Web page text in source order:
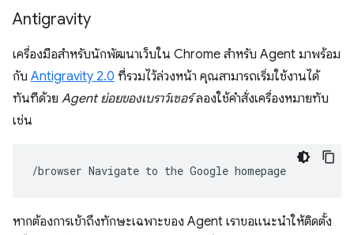
Antigravity
เครื่องมือสำหรับนักพัฒนาเว็บใน Chrome สำหรับ Agent มาพร้อม
กับ Antigravity 2.0 ที่รวมไว้ล่วงหน้า คุณสามารถเริ่มใช้งานได้
ทันทีด้วย Agent ย่อยของเบราว์เซอร์ลองใช้คำสั่งเครื่องหมายทับ
เช่น
/browser Navigate to the Google
หากต้องการเข้าถึงทักษะเฉพาะของ Agent เราขอแนะนำให้ติดตั้ง